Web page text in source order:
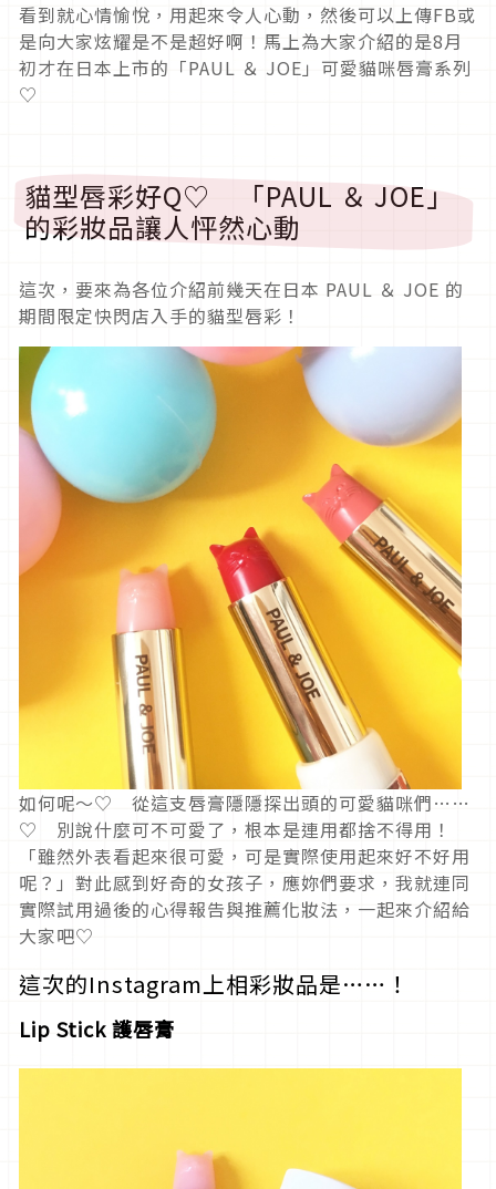
看到就心情愉悅，用起來令人心動，然後可以上傳FB或
是向大家炫耀是不是超好啊！馬上為大家介紹的是8月
初才在日本上市的「PAUL ＆ JOE」可愛貓咪唇膏系列
♡
貓型唇彩好Q♡ 「PAUL ＆ JOE」
的彩妝品讓人怦然心動
這次，要來為各位介紹前幾天在日本 PAUL ＆ JOE 的
期間限定快閃店入手的貓型唇彩！
如何呢～♡ 從這支唇膏隱隱探出頭的可愛貓咪們……
♡ 別說什麼可不可愛了，根本是連用都捨不得用！
「雖然外表看起來很可愛，可是實際使用起來好不好用
呢？」對此感到好奇的女孩子，應妳們要求，我就連同
實際試用過後的心得報告與推薦化妝法，一起來介紹給
大家吧♡
這次的Instagram上相彩妝品是……！
Lip Stick 護唇膏